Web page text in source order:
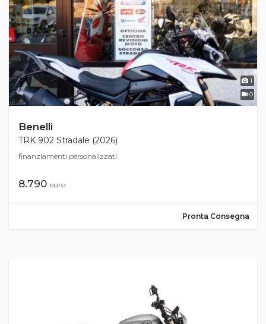
1
0
Benelli
TRK 902 Stradale (2026)
finanziamenti personalizzati
8.790 euro
Pronta Consegna